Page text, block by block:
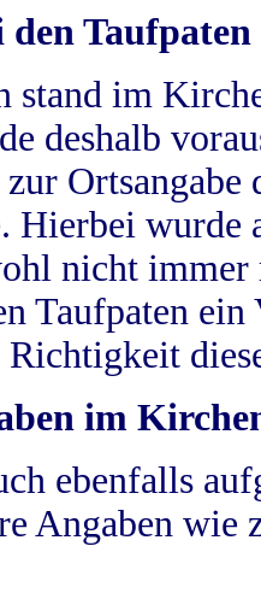
den Taufpaten
stand im
deshalb
Hierbei wurde
nicht
Taufpaten
im
ebenfalls
Angaben wie